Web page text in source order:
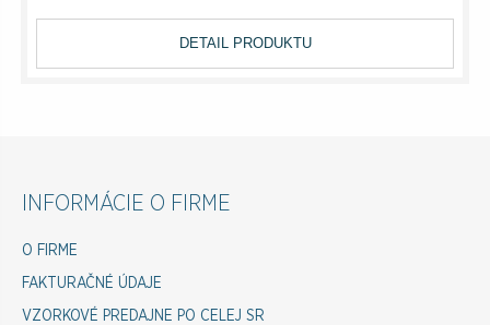
DETAIL PRODUKTU
INFORMÁCIE O FIRME
O FIRME
FAKTURAČNÉ ÚDAJE
VZORKOVÉ PREDAJNE PO CELEJ SR